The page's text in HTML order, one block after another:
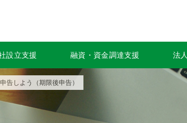
設立支援 融資・資金調達支援 法
告しよう（期限後申告）